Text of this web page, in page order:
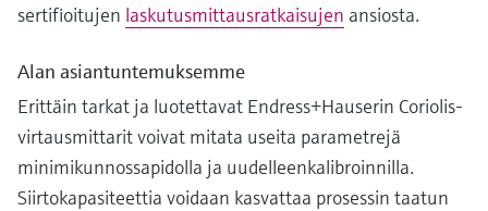
sertifioitujen laskutusmittausratkaisujen ansiosta.
Alan asiantuntemuksemme
Erittäin tarkat ja luotettavat Endress+Hauserin Coriolis-
virtausmittarit voivat mitata useita parametrejä
minimikunnossapidolla ja uudelleenkalibroinnilla.
Siirtokapasiteettia voidaan kasvattaa prosessin taatun